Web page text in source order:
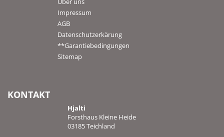
Impressum
AGB
Datenschutzerkärung
**Garantiebedingungen
Sitemap
KONTAKT
Hjalti
Forsthaus Kleine Heide
03185 Teichland